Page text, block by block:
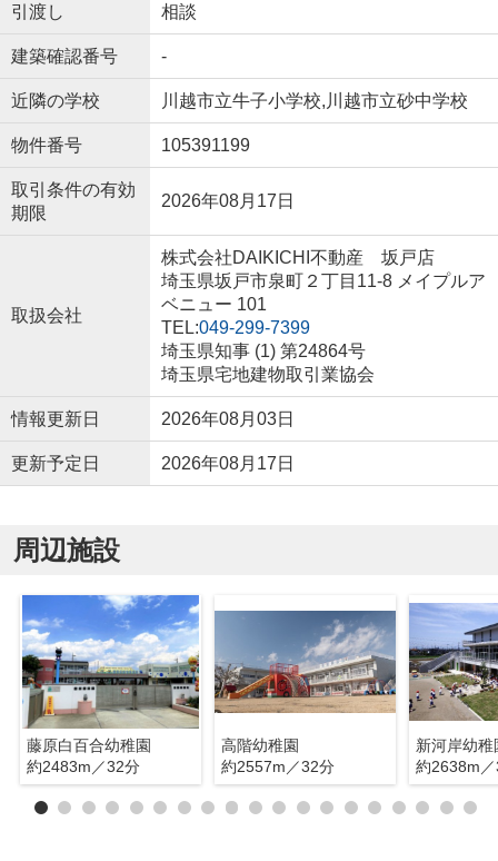
引渡し 相談
建築確認番号 -
近隣の学校 川越市立牛子小学校,川越市立砂中学校
物件番号 105391199
取引条件の有効
期限
2026年08月17日
取扱会社
株式会社DAIKICHI不動産 坂戸店
埼玉県坂戸市泉町２丁目11-8 メイプルア
ベニュー 101
TEL:049-299-7399
埼玉県知事 (1) 第24864号
埼玉県宅地建物取引業協会
情報更新日 2026年08月03日
更新予定日 2026年08月17日
周辺施設
藤原白百合幼稚園
約2483m／32分
高階幼稚園
約2557m／32分
新河岸幼稚
約2638m